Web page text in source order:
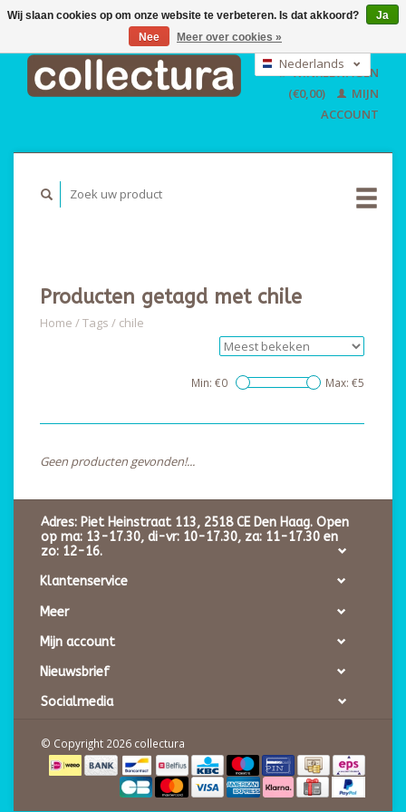
EUR
GBP
USD
Nederlands
English
WINKELWAGEN
(€0,00)
MIJN
ACCOUNT
Producten getagd met chile
Home /Tags / chile
Min: €0 Max: €5
Geen producten gevonden!...
Adres: Piet Heinstraat 113, 2518 CE Den Haag. Open
op ma: 13-17.30, di-vr: 10-17.30, za: 11-17.30 en
zo: 12-16.
Klantenservice
Meer
Mijn account
Nieuwsbrief
Socialmedia
© Copyright 2026 collectura
Wij slaan cookies op om onze website te verbeteren. Is dat akkoord?
Ja
Nee
Meer over cookies »